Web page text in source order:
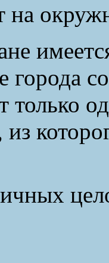
на
города
только
из